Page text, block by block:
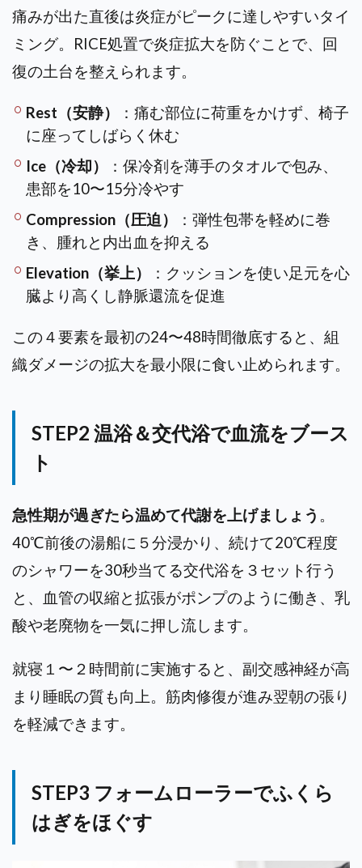
痛みが出た直後は炎症がピークに達しやすいタイ
ミング。RICE処置で炎症拡大を防ぐことで、回
復の土台を整えられます。
Rest（安静）
：痛む部位に荷重をかけず、椅子
に座ってしばらく休む
Ice（冷却）
：保冷剤を薄手のタオルで包み、
患部を10〜15分冷やす
Compression（圧迫）
：弾性包帯を軽めに巻
き、腫れと内出血を抑える
Elevation（挙上）
：クッションを使い足元を心
臓より高くし静脈還流を促進
この４要素を最初の24〜48時間徹底すると、組
織ダメージの拡大を最小限に食い止められます。
STEP2 温浴＆交代浴で血流をブース
ト
急性期が過ぎたら温めて代謝を上げましょう 。
40℃前後の湯船に５分浸かり、続けて20℃程度
のシャワーを30秒当てる交代浴を３セット行う
と、血管の収縮と拡張がポンプのように働き、乳
酸や老廃物を一気に押し流します。
就寝１〜２時間前に実施すると、副交感神経が高
まり睡眠の質も向上。筋肉修復が進み翌朝の張り
を軽減できます。
STEP3 フォームローラーでふくら
はぎをほぐす